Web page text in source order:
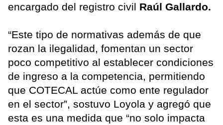
encargado del registro civil Raúl Gallardo.
“Este tipo de normativas además de que
rozan la ilegalidad, fomentan un sector
poco competitivo al establecer condiciones
de ingreso a la competencia, permitiendo
que COTECAL actúe como ente regulador
en el sector”, sostuvo Loyola y agregó que
esta es una medida que “no solo impacta